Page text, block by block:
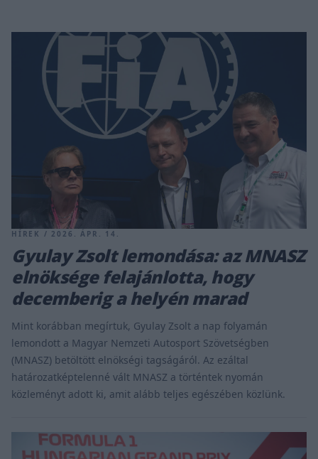
HÍREK / 2026. ÁPR. 14.
Gyulay Zsolt lemondása: az MNASZ
elnöksége felajánlotta, hogy
decemberig a helyén marad
Mint korábban megírtuk, Gyulay Zsolt a nap folyamán
lemondott a Magyar Nemzeti Autosport Szövetségben
(MNASZ) betöltött elnökségi tagságáról. Az ezáltal
határozatképtelenné vált MNASZ a történtek nyomán
közleményt adott ki, amit alább teljes egészében közlünk.